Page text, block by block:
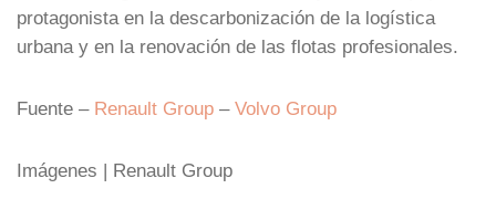
protagonista en la descarbonización de la logística
urbana y en la renovación de las flotas profesionales.
Fuente – Renault Group – Volvo Group
Imágenes | Renault Group